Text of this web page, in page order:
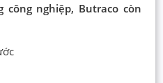
công nghiệp, Butraco còn